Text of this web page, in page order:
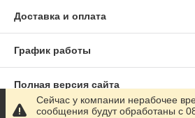
Доставка и оплата
График работы
Полная версия сайта
Сейчас у компании нерабочее
сообщения будут обработаны с